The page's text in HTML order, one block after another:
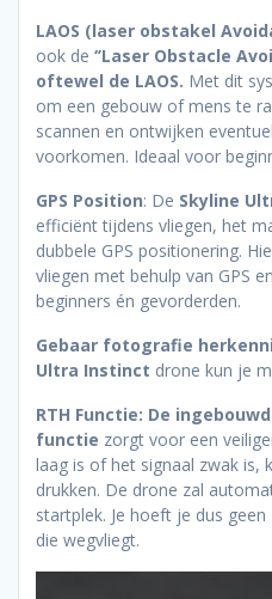
LAOS (laser obstakel
ook de ‘’Laser Obstacle
oftewel de LAOS. Met dit
om een gebouw of mens te
scannen en ontwijken
voorkomen. Ideaal voor
GPS Position: De Skyline
efficiënt tijdens vliegen, het
dubbele GPS positionering.
vliegen met behulp van GPS
beginners én gevorderden.
Gebaar fotografie
Ultra Instinct drone kun je
RTH Functie: De
functie zorgt voor een
laag is of het signaal zwak is,
drukken. De drone zal
startplek. Je hoeft je dus
die wegvliegt.